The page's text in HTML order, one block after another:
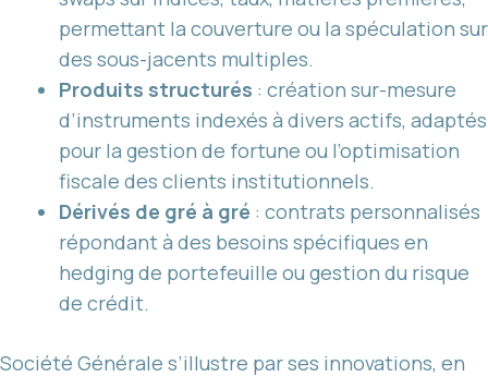
permettant la couverture ou la spéculation sur
des sous-jacents multiples.
Produits structurés : création sur-mesure
d’instruments indexés à divers actifs, adaptés
pour la gestion de fortune ou l’optimisation
fiscale des clients institutionnels.
Dérivés de gré à gré : contrats personnalisés
répondant à des besoins spécifiques en
hedging de portefeuille ou gestion du risque
de crédit.
Société Générale s’illustre par ses innovations, en